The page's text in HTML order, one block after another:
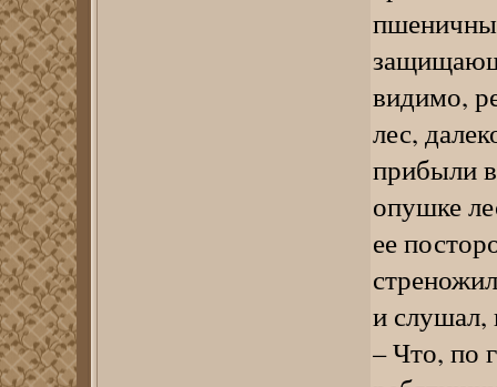
видимо,
лес,
прибыли
опушке
ее
и слушал,
– Что, по